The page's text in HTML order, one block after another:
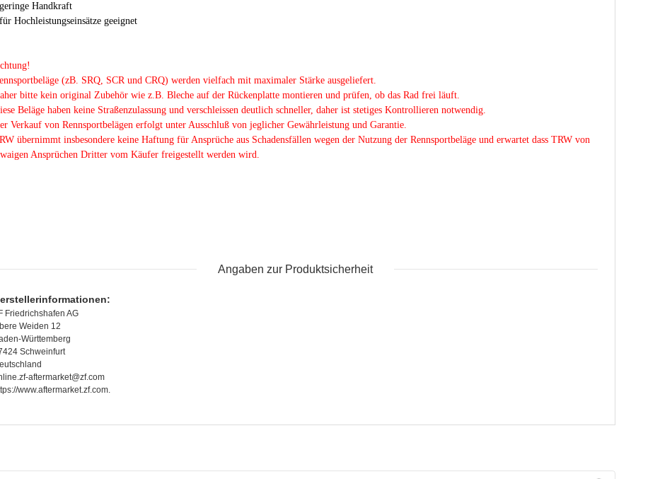
Handkraft
Hochleistungseinsätze geeignet
(zB. SRQ, SCR und CRQ) werden vielfach mit maximaler Stärke ausgeliefert.
bitte kein original Zubehör wie z.B. Bleche auf der Rückenplatte montieren und prüfen, ob das Rad frei läuft.
Beläge haben keine Straßenzulassung und verschleissen deutlich schneller, daher ist stetiges Kontrollieren notwendig.
Verkauf von Rennsportbelägen erfolgt unter Ausschluß von jeglicher Gewährleistung und Garantie.
übernimmt insbesondere keine Haftung für Ansprüche aus Schadensfällen wegen der Nutzung der Rennsportbeläge und erwartet dass TRW von
Ansprüchen Dritter vom Käufer freigestellt werden wird.
Angaben zur Produktsicherheit
Friedrichshafen AG
Weiden 12
Württemberg
Schweinfurt
aftermarket@zf.com
www.aftermarket.zf.com.